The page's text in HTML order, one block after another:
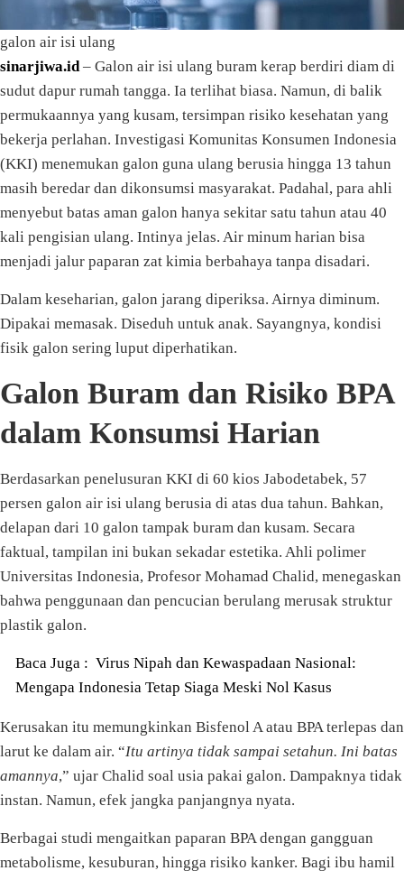
galon air isi ulang
sinarjiwa.id– Galon air isi ulang buram kerap berdiri diam di
sudut dapur rumah tangga. Ia terlihat biasa. Namun, di balik
permukaannya yang kusam, tersimpan risiko kesehatan yang
bekerja perlahan. Investigasi Komunitas Konsumen Indonesia
(KKI) menemukan galon guna ulang berusia hingga 13 tahun
masih beredar dan dikonsumsi masyarakat. Padahal, para ahli
menyebut batas aman galon hanya sekitar satu tahun atau 40
kali pengisian ulang. Intinya jelas. Air minum harian bisa
menjadi jalur paparan zat kimia berbahaya tanpa disadari.
Dalam keseharian, galon jarang diperiksa. Airnya diminum.
Dipakai memasak. Diseduh untuk anak. Sayangnya, kondisi
fisik galon sering luput diperhatikan.
Galon Buram dan Risiko BPA
dalam Konsumsi Harian
Berdasarkan penelusuran KKI di 60 kios Jabodetabek, 57
persen galon air isi ulang berusia di atas dua tahun. Bahkan,
delapan dari 10 galon tampak buram dan kusam. Secara
faktual, tampilan ini bukan sekadar estetika. Ahli polimer
Universitas Indonesia, Profesor Mohamad Chalid, menegaskan
bahwa penggunaan dan pencucian berulang merusak struktur
plastik galon.
Baca Juga : Virus Nipah dan Kewaspadaan Nasional:
Mengapa Indonesia Tetap Siaga Meski Nol Kasus
Kerusakan itu memungkinkan Bisfenol A atau BPA terlepas dan
larut ke dalam air. “Itu artinya tidak sampai setahun. Ini batas
amannya,” ujar Chalid soal usia pakai galon. Dampaknya tidak
instan. Namun, efek jangka panjangnya nyata.
Berbagai studi mengaitkan paparan BPA dengan gangguan
metabolisme, kesuburan, hingga risiko kanker. Bagi ibu hamil